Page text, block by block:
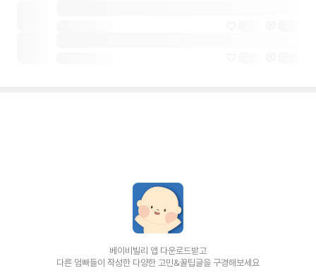
베이비빌리 앱 다운로드받고
다른 엄빠들이 작성한 다양한 고민&꿀팁글을 구경해보세요